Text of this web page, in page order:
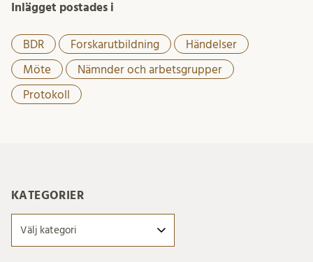
Inlägget postades i
BDR Forskarutbildning Händelser
Möte Nämnder och arbetsgrupper
Protokoll
KATEGORIER